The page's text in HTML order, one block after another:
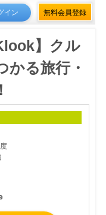
イン 無料会員登録
】クル
かる旅行・